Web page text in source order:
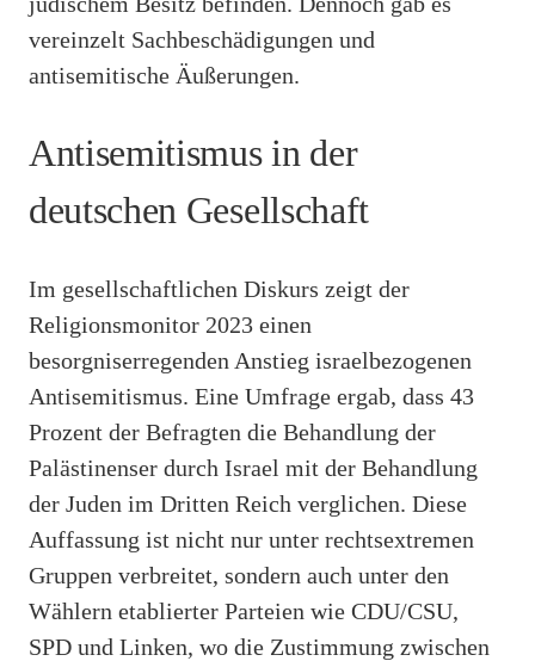
vereinzelt Sachbeschädigungen und
antisemitische Äußerungen.
Antisemitismus in der
deutschen Gesellschaft
Im gesellschaftlichen Diskurs zeigt der
Religionsmonitor 2023 einen
besorgniserregenden Anstieg israelbezogenen
Antisemitismus. Eine Umfrage ergab, dass 43
Prozent der Befragten die Behandlung der
Palästinenser durch Israel mit der Behandlung
der Juden im Dritten Reich verglichen. Diese
Auffassung ist nicht nur unter rechtsextremen
Gruppen verbreitet, sondern auch unter den
Wählern etablierter Parteien wie CDU/CSU,
SPD und Linken, wo die Zustimmung zwischen